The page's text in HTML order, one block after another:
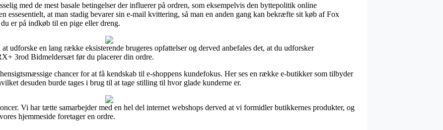
med de mest basale betingelser der influerer på ordren, som eksempelvis den byttepolitik online
essesentielt, at man stadig bevarer sin e-mail kvittering, så man en anden gang kan bekræfte sit køb af Fox
er på indkøb til en pige eller dreng.
udforske en lang række eksisterende brugeres opfattelser og derved anbefales det, at du udforsker
3rod Bidmeldersæt før du placerer din ordre.
chancer for at få kendskab til e-shoppens kundefokus. Her ses en række e-butikker som tilbyder
desuden burde tages i brug til at tage stilling til hvor glade kunderne er.
Vi har tætte samarbejder med en hel del internet webshops derved at vi formidler butikkernes produkter, og
hjemmeside foretager en ordre.